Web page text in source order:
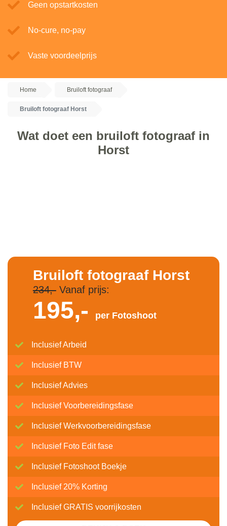
Geen opstartkosten
No-cure, no-pay
Vaste voordeelprijs
Home Bruiloft fotograaf
Bruiloft fotograaf Horst
Wat doet een bruiloft fotograaf in
Horst
Bruiloft fotograaf Horst
234,-Vanaf prijs:
195,- per Fotoshoot
Inclusief Arbeid
Inclusief BTW
Inclusief Advies
Inclusief Voorbereidingsfase
Inclusief Werkvoorbereidingsfase
Inclusief Foto Edit fase
Inclusief Fotoshoot Boekje
Inclusief 20% Korting
Inclusief GRATIS voorrijkosten